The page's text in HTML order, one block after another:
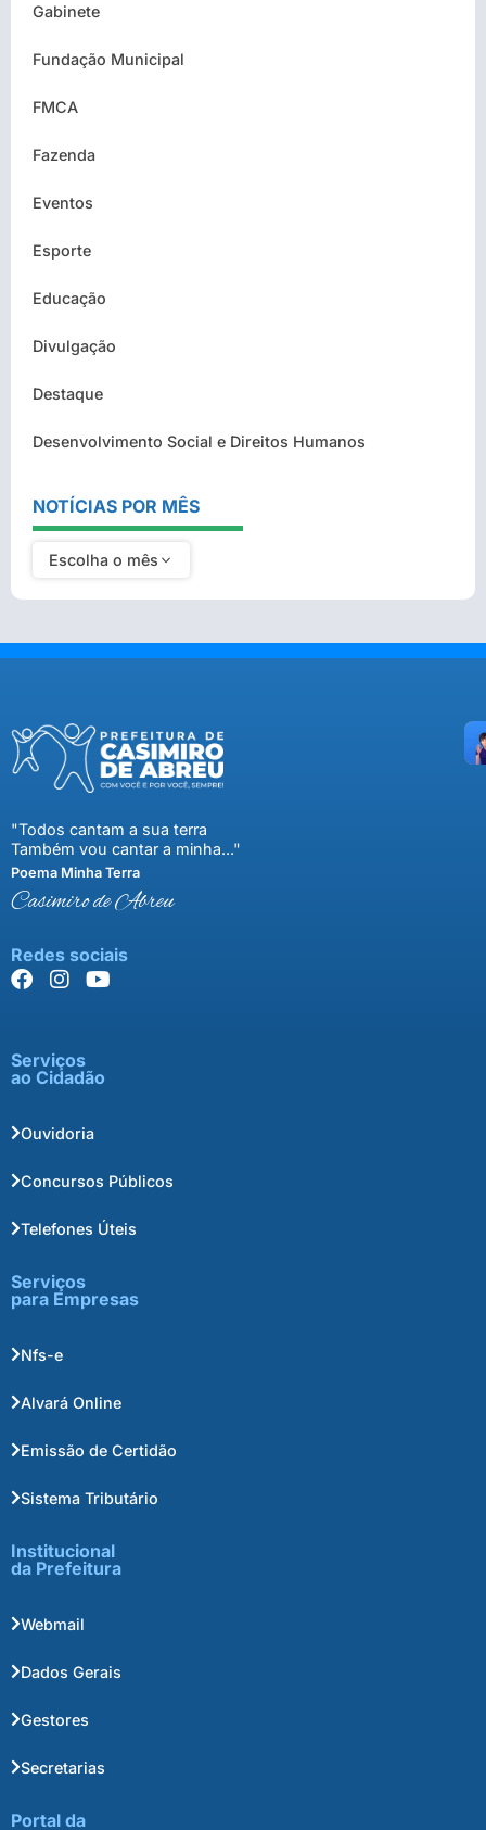
Gabinete
Fundação Municipal
FMCA
Fazenda
Eventos
Esporte
Educação
Divulgação
Destaque
Desenvolvimento Social e Direitos Humanos
NOTÍCIAS POR MÊS
Escolha o mês
"Todos cantam a sua terra
Também vou cantar a minha..."
Poema Minha Terra
Casimiro de Abreu
Redes sociais
Serviços
ao Cidadão
Ouvidoria
Concursos Públicos
Telefones Úteis
Serviços
para Empresas
Nfs-e
Alvará Online
Emissão de Certidão
Sistema Tributário
Institucional
da Prefeitura
Webmail
Dados Gerais
Gestores
Secretarias
Portal da